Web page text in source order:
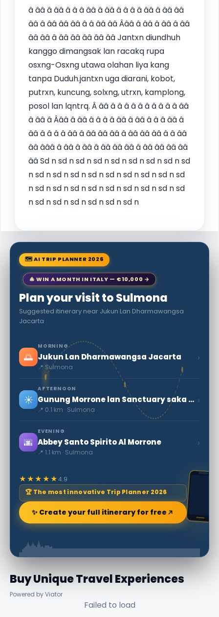
â ââ â ââ â â â ââ â ââ â â â â ââ â ââ ââ
ââ â ââ ââ ââ â â ââ ââ Âââ â ââ â ââ â ââ
ââ ââ â ââ ââ ââ ââ ââ Jantxn diundhuh
kanggo dimangsak lan racakq rupa
osxng-Osxng utawa olahan liya kang
tanpa Duduh.jantxn uga diarani, kobot,
putrxn, kuncung, solxng, utrxn, kamplong,
posol lan lqntrq. Â ââ â â â â â â â â â â ââ
â ââ â Âââ â ââ â â â â ââ â ââ â â â ââ â
ââ â â â â ââ â ââ ââ ââ â ââ ââ ââ â â ââ
ââ âââ â ââ â ââ â ââ ââ ââ â ââ ââ ââ ââ
ââ Sd n sd n sd n sd n sd n sd n sd n sd n sd
n sd n sd n sd n sd n sd n sd n sd n sd n sd
n sd n sd n sd n sd n sd n sd n sd n sd n sd
n sd n sd n sd n sd n sd n sd n
🗺 AI TRIP PLANNER 2026
🎄 WIN A MONTH IN ITALY — €10,000 →
Plan your visit to Sulmona
Suggested itinerary near Jukun Lan Dharmawangsa
Jacarta
🌅
MORNING
Jukun Lan Dharmawangsa Jacarta
📍 Sulmona
›
☀️
AFTERNOON
Gunung Morrone lan Sanctuary saka Ercole Curino
📍 0.1 km · Sulmona
›
🌆
EVENING
Abbey Santo Spirito Al Morrone
📍 1.1 km · Sulmona
›
★★★★★4.9
🏆 The most innovative Trip Planner 2026
✨ Create your full itinerary for free
Buy Unique Travel Experiences
Powered by Viator
Failed to load